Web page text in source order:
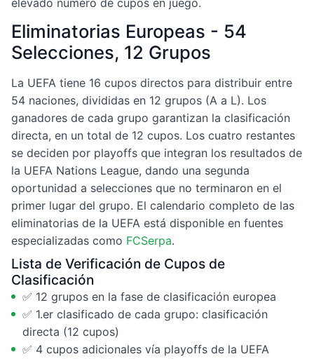
Eliminatorias Europeas - 54
Selecciones, 12 Grupos
La UEFA tiene 16 cupos directos para distribuir entre
54 naciones, divididas en 12 grupos (A a L). Los
ganadores de cada grupo garantizan la clasificación
directa, en un total de 12 cupos. Los cuatro restantes
se deciden por playoffs que integran los resultados de
la UEFA Nations League, dando una segunda
oportunidad a selecciones que no terminaron en el
primer lugar del grupo. El calendario completo de las
eliminatorias de la UEFA está disponible en fuentes
especializadas como FCSerpa.
Lista de Verificación de Cupos de
Clasificación
✅ 12 grupos en la fase de clasificación europea
✅ 1.er clasificado de cada grupo: clasificación
directa (12 cupos)
✅ 4 cupos adicionales vía playoffs de la UEFA